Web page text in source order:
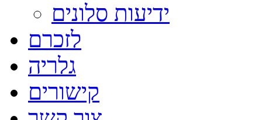
ידיעות סלונים
לזכרם
גלריה
קישורים